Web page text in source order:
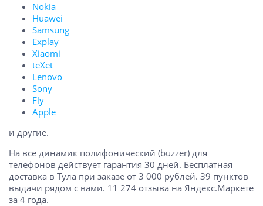
Nokia
Huawei
Samsung
Explay
Xiaomi
teXet
Lenovo
Sony
Fly
Apple
и другие.
На все динамик полифонический (buzzer) для
телефонов действует гарантия 30 дней. Бесплатная
доставка в Тула при заказе от 3 000 рублей. 39 пунктов
выдачи рядом с вами. 11 274 отзыва на Яндекс.Маркете
за 4 года.